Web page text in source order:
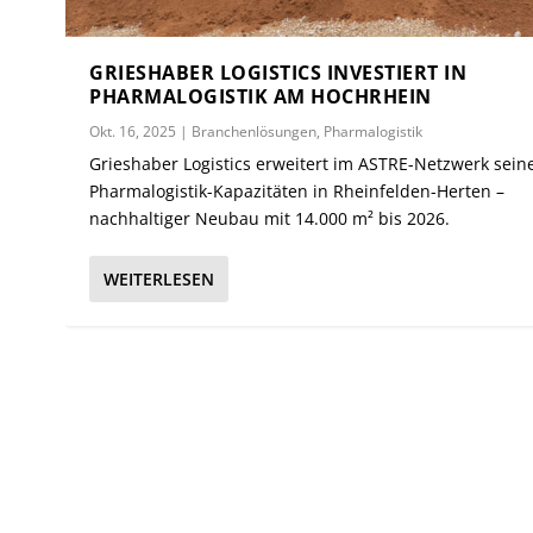
GRIESHABER LOGISTICS INVESTIERT IN
PHARMALOGISTIK AM HOCHRHEIN
Okt. 16, 2025 | Branchenlösungen, Pharmalogistik
Grieshaber Logistics erweitert im ASTRE-Netzwerk
Pharmalogistik-Kapazitäten in Rheinfelden-Herten –
nachhaltiger Neubau mit 14.000 m² bis 2026.
WEITERLESEN